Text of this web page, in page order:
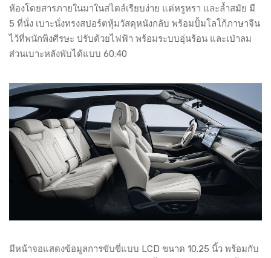
ห้องโดยสารภายในมาในสไตล์เรียบง่าย แต่หรูหรา และล้ำสมัย มี
5 ที่นั่ง เบาะนั่งทรงสปอร์ตหุ้มวัสดุหนังกลับ พร้อมปั้มโลโก้ภาษาจีน
ไว้ที่พนักพิงศีรษะ ปรับด้วยไฟฟ้า พร้อมระบบอุ่นร้อน และเป่าลม
ส่วนเบาะหลังพับได้แบบ 60:40
มีหน้าจอแสดงข้อมูลการขับขี่แบบ LCD ขนาด 10.25 นิ้ว พร้อมกับ